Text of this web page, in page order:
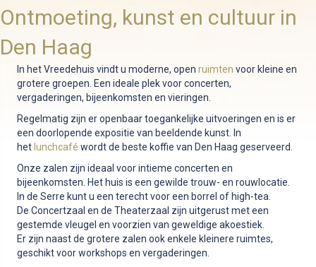
Ontmoeting, kunst en cultuur in
Den Haag
In het Vreedehuis vindt u moderne, open ruimten voor kleine en
grotere groepen. Een ideale plek voor concerten,
vergaderingen, bijeenkomsten en vieringen.
Regelmatig zijn er openbaar toegankelijke uitvoeringen en is er
een doorlopende expositie van beeldende kunst. In
het lunchcafé wordt de beste koffie van Den Haag geserveerd.
Onze zalen zijn ideaal voor intieme concerten en
bijeenkomsten. Het huis is een gewilde trouw- en rouwlocatie.
In de Serre kunt u een terecht voor een borrel of high-tea.
De Concertzaal en de Theaterzaal zijn uitgerust met een
gestemde vleugel en voorzien van geweldige akoestiek.
Er zijn naast de grotere zalen ook enkele kleinere ruimtes,
geschikt voor workshops en vergaderingen.